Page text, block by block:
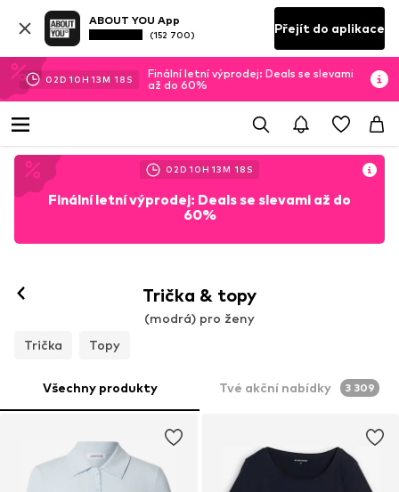
ABOUT YOU App
(152 700) Přejít do aplikace
02D 10H 13M 17 S
Finální letní výprodej: Deals se slevami
až do 60%
02D 10H 13M 17 S
Finální letní výprodej: Deals se slevami až do
60%
Trička & topy
(modrá) pro ženy
Trička
Topy
Všechny produkty Tvé akční nabídky 3 309